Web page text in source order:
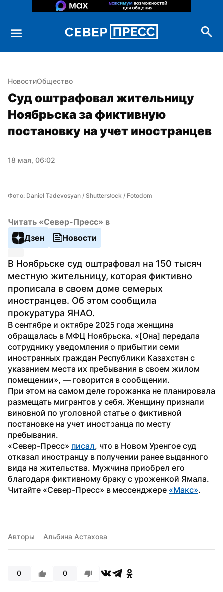
НовостиОбщество
Суд оштрафовал жительницу
Ноябрьска за фиктивную
постановку на учет иностранцев
18 мая, 06:02
Фото: Daniel Tadevosyan / Shutterstock / Fotodom
Читать «Север-Пресс» в
Дзен
Новости
В Ноябрьске суд оштрафовал на 150 тысяч
местную жительницу, которая фиктивно
прописала в своем доме семерых
иностранцев. Об этом сообщила
прокуратура ЯНАО.
В сентябре и октябре 2025 года женщина
обращалась в МФЦ Ноябрьска. «[Она] передала
сотруднику уведомления о прибытии семи
иностранных граждан Республики Казахстан с
указанием места их пребывания в своем жилом
помещении», — говорится в сообщении.
При этом на самом деле горожанка не планировала
размещать мигрантов у себя. Женщину признали
виновной по уголовной статье о фиктивной
постановке на учет иностранца по месту
пребывания.
«Север-Пресс» писал, что в Новом Уренгое суд
отказал иностранцу в получении ранее выданного
вида на жительства. Мужчина приобрел его
благодаря фиктивному браку с уроженкой Ямала.
Читайте «Север-Пресс» в мессенджере «Макс».
Авторы Альбина Астахова
0 0